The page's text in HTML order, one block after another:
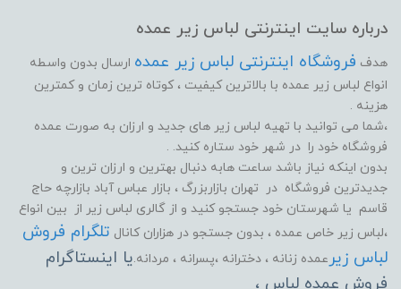
درباره سایت اینترنتی لباس زیر عمده
هدف فروشگاه اینترنتی لباس زیر عمده ارسال بدون واسطه
انواع لباس زیر عمده با بالاترین کیفیت ، کوتاه ترین زمان و کمترین
هزینه .
،شما می توانید با تهیه لباس زیر های جدید و ارزان به صورت عمده
فروشگاه خود را در شهر خود ستاره کنید. .
بدون اینکه نیاز باشد ساعت هابه دنبال بهترین و ارزان ترین و
جدیدترین فروشگاه در تهران بازاربزرگ ، بازار عباس آباد بازارچه حاج
قاسم یا شهرستان خود جستجو کنید و از گالری لباس زیر از بین انواع
،لباس زیر خاص عمده ، بدون جستجو در هزاران کانال تلگرام فروش
لباس زیر عمده زنانه ، دخترانه ،پسرانه ، مردانه.یا اینستاگرام
فروش عمده لباس ،